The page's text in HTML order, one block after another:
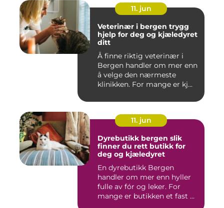
11. jun
Veterinær i bergen trygg
hjelp for deg og kjæledyret
ditt
Å finne riktig veterinær i
Bergen handler om mer enn
å velge den nærmeste
klinikken. For mange er kj...
11. jun
Dyrebutikk bergen slik
finner du rett butikk for
deg og kjæledyret
En dyrebutikk Bergen
handler om mer enn hyller
fulle av fór og leker. For
mange er butikken et fast ...